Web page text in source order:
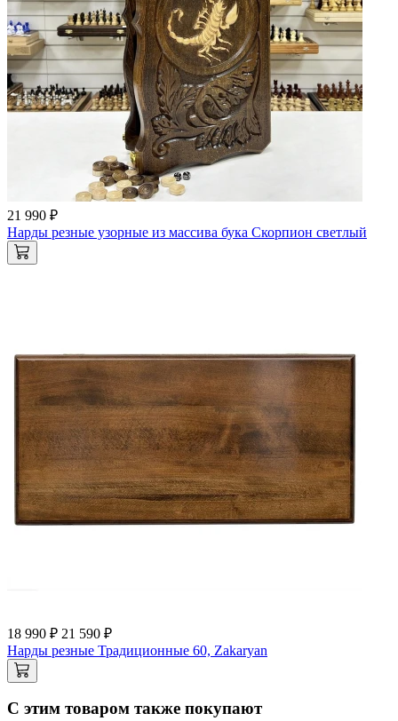
21 990 ₽
Нарды резные узорные из массива бука Скорпион светлый
18 990 ₽ 21 590 ₽
Нарды резные Традиционные 60, Zakaryan
С этим товаром также покупают